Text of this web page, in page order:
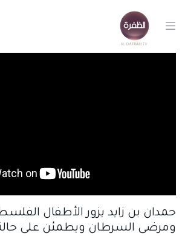
حمدان بن زايد يزور الأطفال
ومرضى السرطان ويطمئن على